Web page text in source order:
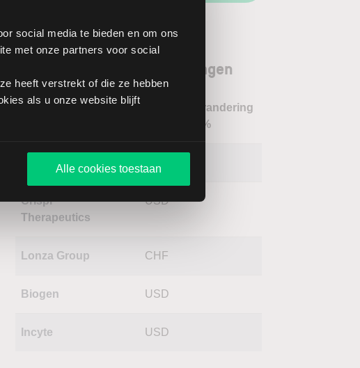
social media te bieden en om ons
met onze partners voor social
heeft verstrekt of die ze hebben
als u onze website blijft
Alle cookies toestaan
Sectorgenoten aandeel Seagen
Verandering
in %
Illumina
Crispr
Therapeutics
USD
Lonza Group CHF
Biogen USD
Incyte USD